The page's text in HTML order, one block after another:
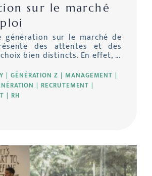
GÉNÉRATION Z
MANAGEMENT
RECRUTEMENT
RH
sur le marché
génération sur le marché de
des attentes et des
bien distincts. En effet, ...